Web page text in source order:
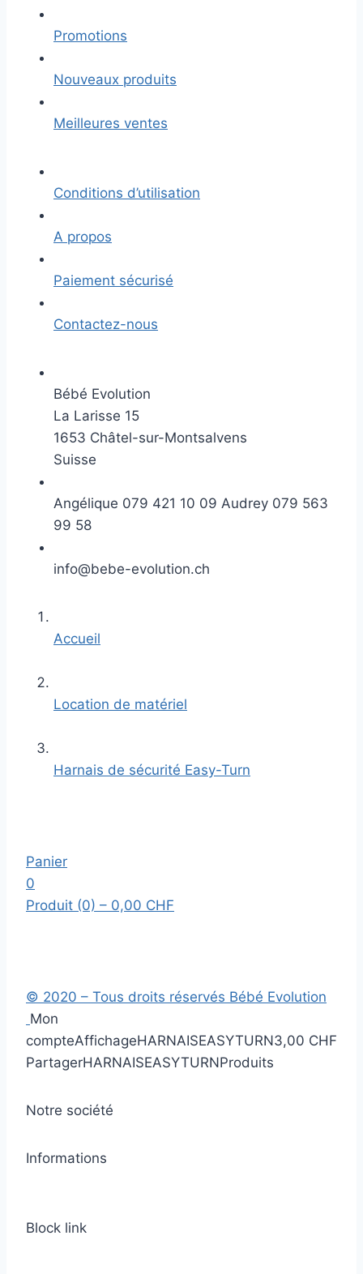
Promotions
Nouveaux produits
Meilleures ventes
Conditions d’utilisation
A propos
Paiement sécurisé
Contactez-nous
Bébé Evolution
La Larisse 15
1653 Châtel-sur-Montsalvens
Suisse
Angélique 079 421 10 09 Audrey 079 563
99 58
info@bebe-evolution.ch
Accueil
Location de matériel
Harnais de sécurité Easy-Turn
Panier
0
Produit (0) – 0,00 CHF
© 2020 – Tous droits réservés Bébé Evolution
Mon
compteAffichageHARNAISEASYTURN3,00 CHF
PartagerHARNAISEASYTURNProduits
Notre société
Informations
Block link